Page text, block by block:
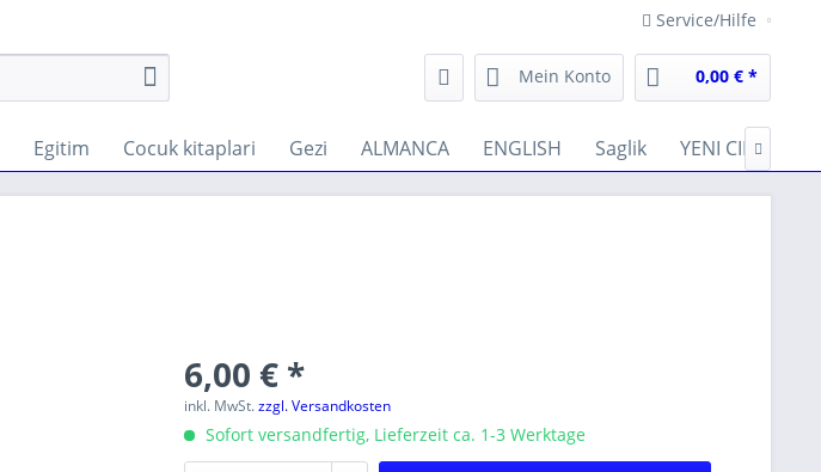
Service/Hilfe
Mein Konto 0,00 € *
Egitim Cocuk kitaplari Gezi ALMANCA ENGLISH Saglik YENI CIKANLAR

6,00 € *
inkl. MwSt.zzgl. Versandkosten
Sofort versandfertig, Lieferzeit ca. 1-3 Werktage